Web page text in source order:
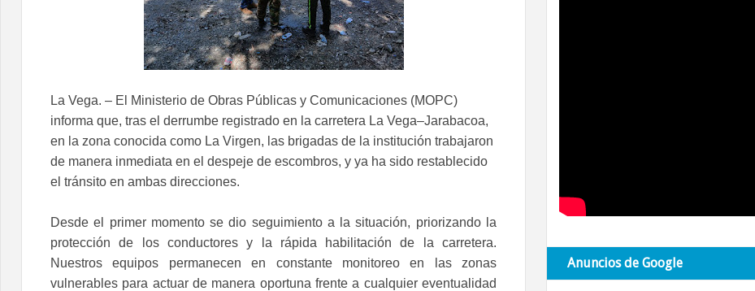
La Vega. – El Ministerio de Obras Públicas y Comunicaciones (MOPC)
informa que, tras el derrumbe registrado en la carretera La Vega–Jarabacoa,
en la zona conocida como La Virgen, las brigadas de la institución trabajaron
de manera inmediata en el despeje de escombros, y ya ha sido restablecido
el tránsito en ambas direcciones.
Desde el primer momento se dio seguimiento a la situación, priorizando la
protección de los conductores y la rápida habilitación de la carretera.
Nuestros equipos permanecen en constante monitoreo en las zonas
vulnerables para actuar de manera oportuna frente a cualquier eventualidad
Anuncios de Google